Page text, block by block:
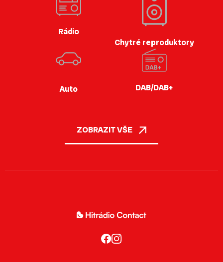
Rádio
Chytré reproduktory
Auto DAB/DAB+
ZOBRAZIT VŠE